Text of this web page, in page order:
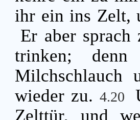
ihr ein ins Zelt,
Er aber
trinken;
wieder zu. 4.20
Zelttür, und